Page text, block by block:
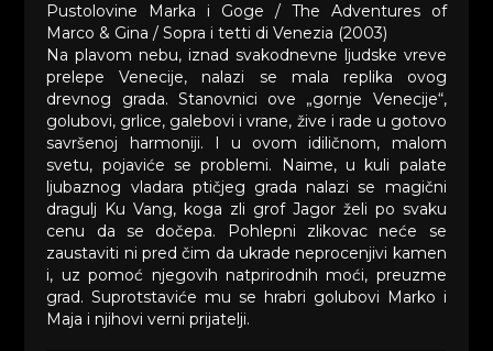
Pustolovine Marka i Goge / The Adventures of
Marco & Gina / Sopra i tetti di Venezia (2003)
Na plavom nebu, iznad svakodnevne ljudske vreve
prelepe Venecije, nalazi se mala replika ovog
drevnog grada. Stanovnici ove „gornje Venecije“,
golubovi, grlice, galebovi i vrane, žive i rade u gotovo
savršenoj harmoniji. I u ovom idiličnom, malom
svetu, pojaviće se problemi. Naime, u kuli palate
ljubaznog vladara ptičjeg grada nalazi se magični
dragulj Ku Vang, koga zli grof Jagor želi po svaku
cenu da se dočepa. Pohlepni zlikovac neće se
zaustaviti ni pred čim da ukrade neprocenjivi kamen
i, uz pomoć njegovih natprirodnih moći, preuzme
grad. Suprotstaviće mu se hrabri golubovi Marko i
Maja i njihovi verni prijatelji.